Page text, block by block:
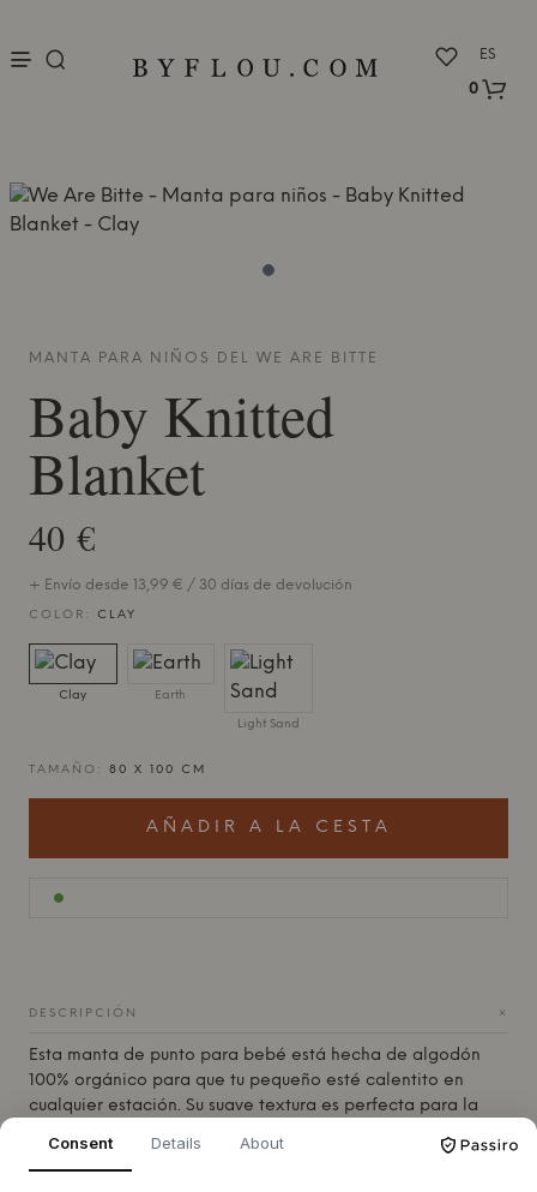
ES
0
MANTA PARA NIÑOS DEL WE ARE BITTE
Baby Knitted
Blanket
40 €
+ Envío desde 13,99 € / 30 días de devolución
COLOR: CLAY
Clay Earth
Light Sand
TAMAÑO: 80 X 100 CM
AÑADIR A LA CESTA
DESCRIPCIÓN +
Esta manta de punto para bebé está hecha de algodón
100% orgánico para que tu pequeño esté calentito en
cualquier estación. Su suave textura es perfecta para la
Consent Details About